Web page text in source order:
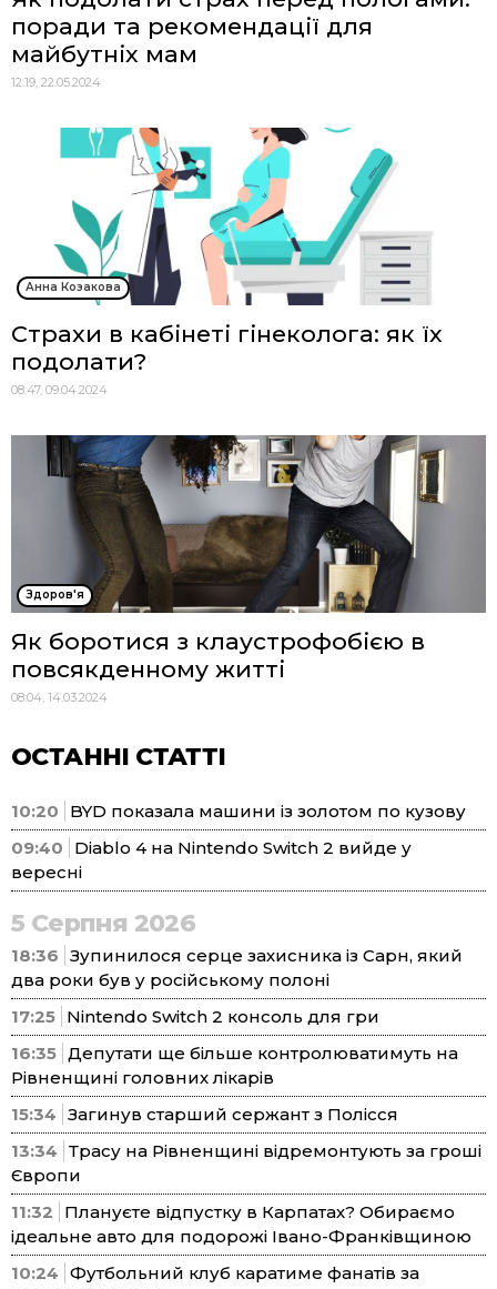
поради та рекомендації для
майбутніх мам
12:19, 22.05.2024
Анна Козакова
Страхи в кабінеті гінеколога: як їх
подолати?
08:47, 09.04.2024
Здоров'я
Як боротися з клаустрофобією в
повсякденному житті
08:04, 14.03.2024
ОСТАННІ СТАТТІ
10:20
BYD показала машини із золотом по кузову
09:40
Diablo 4 на Nintendo Switch 2 вийде у
вересні
5 Серпня 2026
18:36 Зупинилося серце захисника із Сарн, який
два роки був у російському полоні
17:25 Nintendo Switch 2 консоль для гри
16:35 Депутати ще більше контролюватимуть на
Рівненщині головних лікарів
15:34 Загинув старший сержант з Полісся
13:34 Трасу на Рівненщині відремонтують за гроші
Європи
11:32
Плануєте відпустку в Карпатах? Обираємо
ідеальне авто для подорожі Івано-Франківщиною
10:24 Футбольний клуб каратиме фанатів за